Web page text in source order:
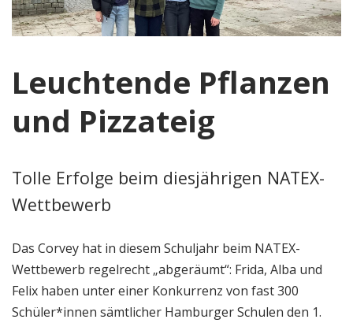
Leuchtende Pflanzen
und Pizzateig
Tolle Erfolge beim diesjährigen NATEX-
Wettbewerb
Das Corvey hat in diesem Schuljahr beim NATEX-
Wettbewerb regelrecht „abgeräumt“: Frida, Alba und
Felix haben unter einer Konkurrenz von fast 300
Schüler*innen sämtlicher Hamburger Schulen den 1.